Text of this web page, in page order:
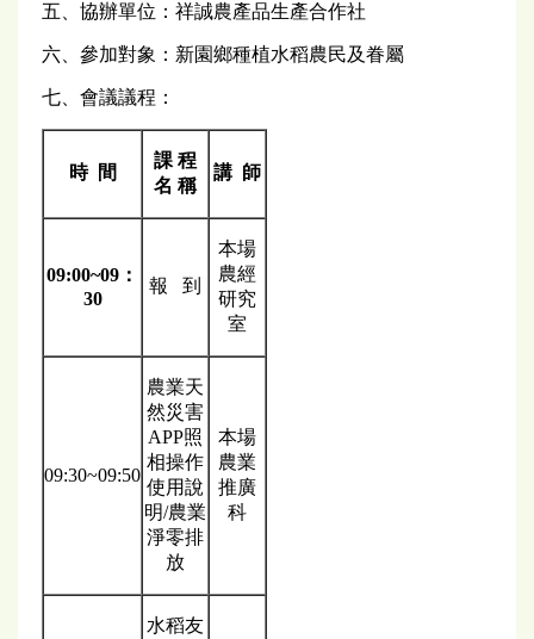
五、協辦單位：祥誠農產品生產合作社
六、參加對象：新園鄉種植水稻農民及眷屬
七、會議議程：
時 間
課 程
名 稱
講 師
09:00~09 ：
30
報 到
本場
農經
研究
室
09:30~09:50
農業天
然災害
APP照
相操作
使用說
明/農業
淨零排
放
本場
農業
推廣
科
水稻友